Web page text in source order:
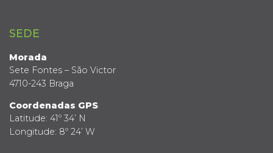
SEDE
Morada
Sete Fontes – São Victor
4710-243 Braga
Coordenadas GPS
Latitude: 41º 34’ N
Longitude: 8º 24’ W